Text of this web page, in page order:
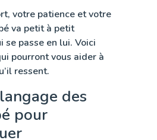
votre patience et votre
va petit à petit
se passe en lui. Voici
pourront vous aider à
ressent.
des
pour